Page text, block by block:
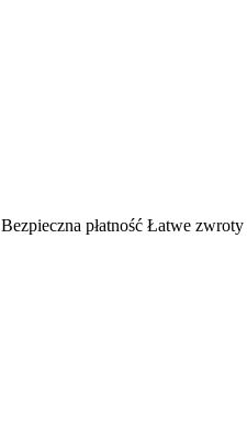
Bezpieczna płatność Łatwe zwroty